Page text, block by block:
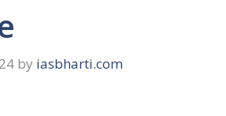
by iasbharti.com